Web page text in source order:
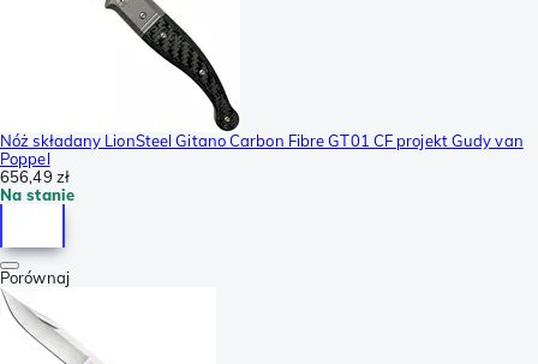
Nóż składany LionSteel Gitano Carbon Fibre GT01 CF projekt Gudy van
Poppel
656,49 zł
Na stanie
Porównaj